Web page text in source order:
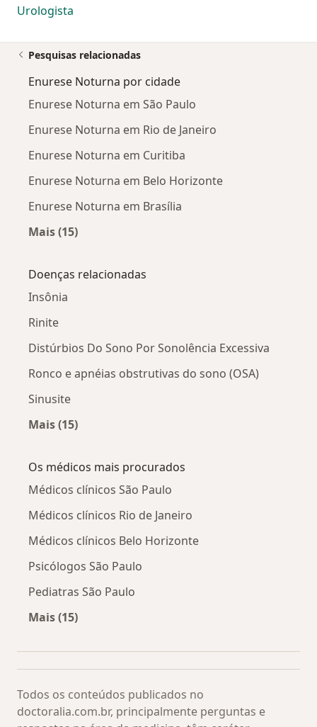
Urologista
Pesquisas relacionadas
Enurese Noturna por cidade
Enurese Noturna em São Paulo
Enurese Noturna em Rio de Janeiro
Enurese Noturna em Curitiba
Enurese Noturna em Belo Horizonte
Enurese Noturna em Brasília
Mais (15)
Doenças relacionadas
Insônia
Rinite
Distúrbios Do Sono Por Sonolência Excessiva
Ronco e apnéias obstrutivas do sono (OSA)
Sinusite
Mais (15)
Os médicos mais procurados
Médicos clínicos São Paulo
Médicos clínicos Rio de Janeiro
Médicos clínicos Belo Horizonte
Psicólogos São Paulo
Pediatras São Paulo
Mais (15)
Todos os conteúdos publicados no
doctoralia.com.br, principalmente perguntas e